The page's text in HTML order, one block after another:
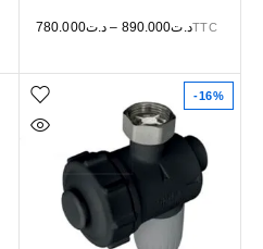
د.ت780.000 – د.ت890.000 TTC
-16%